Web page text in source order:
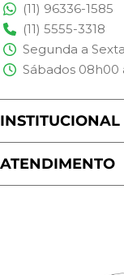
(11) 96336-1585
(11) 5555-3318
Segunda a
Sábados 08h00
INSTITUCIONAL
Quem Somos
Nossas Lojas
ATENDIMENTO
Política de
Trocas e